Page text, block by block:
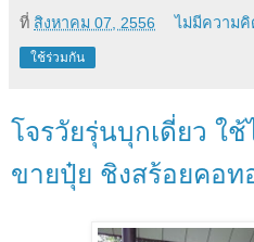
ที่ สิงหาคม 07, 2556 ไม่มีความคิ
ใช้ร่วมกัน
โจรวัยรุ่นบุกเดี่ยว ใ
ขายปุ๋ย ชิงสร้อยคอ